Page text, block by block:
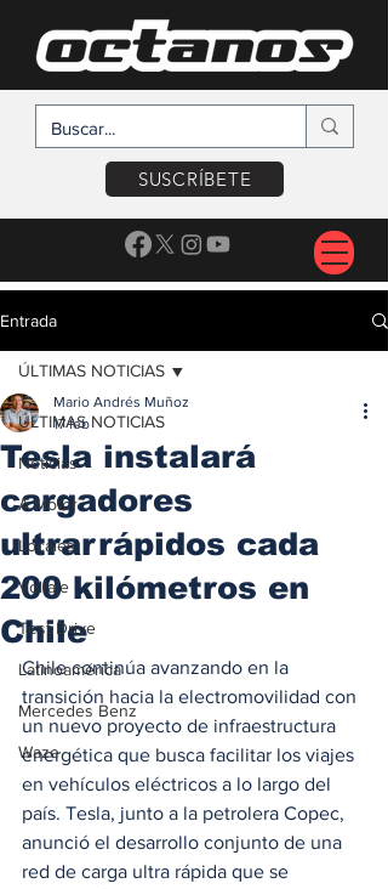
SUSCRÍBETE
Entrada
ÚLTIMAS NOTICIAS
Noticias
A Motor
Locales
Voltaje
Test Drive
Latinoamérica
Mercedes Benz
Waze
ÚLTIMAS NOTICIAS
Tesla instalará
cargadores
ultrarrápidos cada
200 kilómetros en
Chile
Mario Andrés Muñoz
17 feb
Chile continúa avanzando en la
transición hacia la electromovilidad con
un nuevo proyecto de infraestructura
energética que busca facilitar los viajes
en vehículos eléctricos a lo largo del
país. Tesla, junto a la petrolera Copec,
anunció el desarrollo conjunto de una
red de carga ultra rápida que se